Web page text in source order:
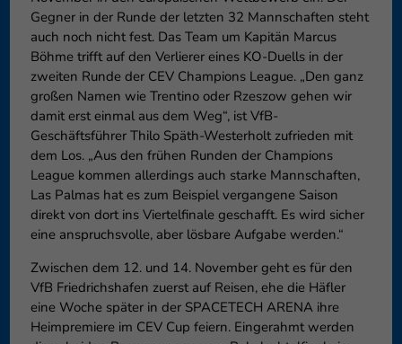
Gegner in der Runde der letzten 32 Mannschaften steht
auch noch nicht fest. Das Team um Kapitän Marcus
Böhme trifft auf den Verlierer eines KO-Duells in der
zweiten Runde der CEV Champions League. „Den ganz
großen Namen wie Trentino oder Rzeszow gehen wir
damit erst einmal aus dem Weg“, ist VfB-
Geschäftsführer Thilo Späth-Westerholt zufrieden mit
dem Los. „Aus den frühen Runden der Champions
League kommen allerdings auch starke Mannschaften,
Las Palmas hat es zum Beispiel vergangene Saison
direkt von dort ins Viertelfinale geschafft. Es wird sicher
eine anspruchsvolle, aber lösbare Aufgabe werden.“
Zwischen dem 12. und 14. November geht es für den
VfB Friedrichshafen zuerst auf Reisen, ehe die Häfler
eine Woche später in der SPACETECH ARENA ihre
Heimpremiere im CEV Cup feiern. Eingerahmt werden
Cookie-Informationen anzeigen
Datenschutzerklärung Impressum